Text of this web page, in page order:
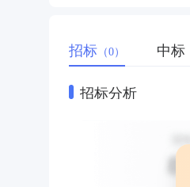
招标 （0） 中标
招标分析